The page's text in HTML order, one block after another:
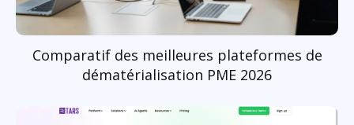
Comparatif des meilleures plateformes de
dématérialisation PME 2026